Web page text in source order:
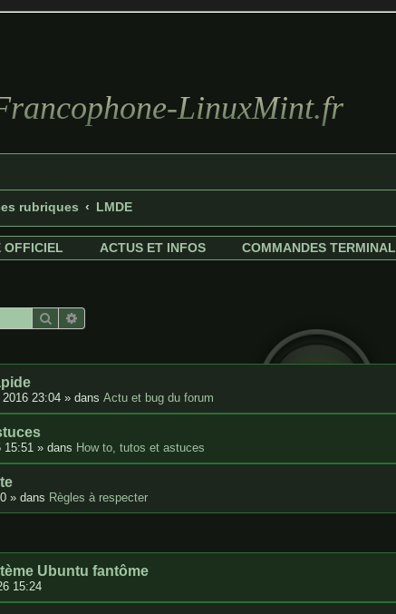
LinuxMint.fr
rubriques LMDE
OFFICIEL ACTUS ET INFOS COMMANDES TERMINAL
Rechercher
23:04 » dansActu et bug du forum
» dans How to, tutos et astuces
» dans Règles à respecter
Ubuntu fantôme
15:24